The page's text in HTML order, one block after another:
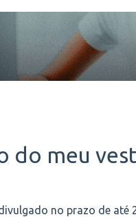
do meu
no prazo de até